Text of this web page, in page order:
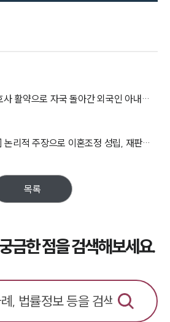
[이혼재판 결과] 자문변호사 활약으로 자국 돌아간 외국인 아내와 이혼하기 성공
[이혼시양육비 100만 원] 논리적 주장으로 이혼조정 성립, 재판이혼소송 절차 신속히 마무리
목록
금한 점을 검색해보세요.